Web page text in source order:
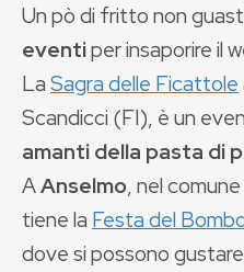
Un pò di fritto non
eventiper insaporire il
LaSagra delle Ficattole
Scandicci (FI), è un
amanti della pasta di
AAnselmo, nel
tiene la Festa del
dove si possono